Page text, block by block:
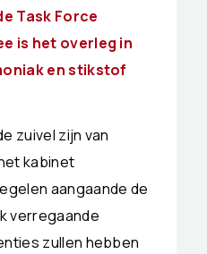
Task Force
is het overleg in
en stikstof
zuivel zijn van
kabinet
aangaande de
verregaande
zullen hebben